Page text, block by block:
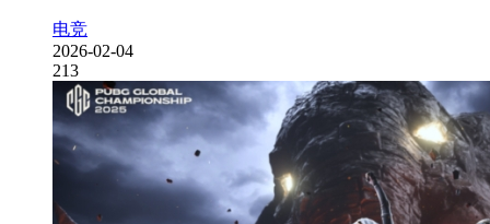
电竞
2026-02-04
213